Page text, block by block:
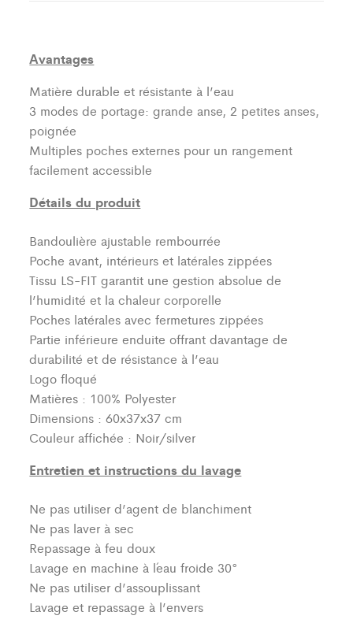
Avantages
Matière durable et résistante à l’eau
3 modes de portage: grande anse, 2 petites anses,
poignée
Multiples poches externes pour un rangement
facilement accessible
Détails du produit
Bandoulière ajustable rembourrée
Poche avant, intérieurs et latérales zippées
Tissu LS-FIT garantit une gestion absolue de
l’humidité et la chaleur corporelle
Poches latérales avec fermetures zippées
Partie inférieure enduite offrant davantage de
durabilité et de résistance à l’eau
Logo floqué
Matières : 100% Polyester
Dimensions : 60x37x37 cm
Couleur affichée : Noir/silver
Entretien et instructions du lavage
Ne pas utiliser d’agent de blanchiment
Ne pas laver à sec
Repassage à feu doux
Lavage en machine à l´eau froide 30°
Ne pas utiliser d’assouplissant
Lavage et repassage à l’envers